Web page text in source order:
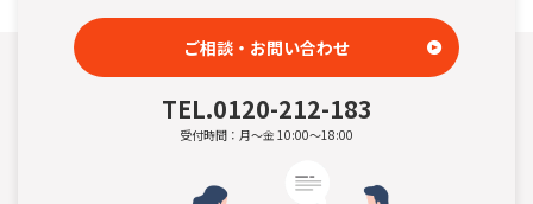
ご相談・お問い合わせ
TEL.0120-212-183
受付時間：月～金 10:00～18:00